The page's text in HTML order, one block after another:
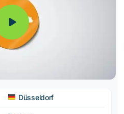
Düsseldorf